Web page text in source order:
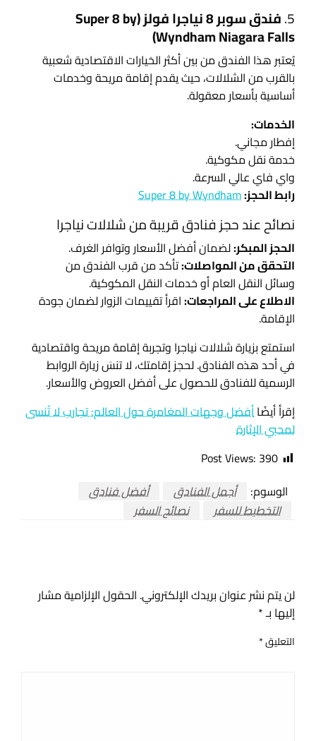
5. فندق سوبر 8 نياجرا فولز (Super 8 by
Wyndham Niagara Falls)
يُعتبر هذا الفندق من بين أكثر الخيارات الاقتصادية شعبية
بالقرب من الشلالات، حيث يقدم إقامة مريحة وخدمات
أساسية بأسعار معقولة.
الخدمات:
إفطار مجاني.
خدمة نقل مكوكية.
واي فاي عالي السرعة.
رابط الحجز:Super 8 by Wyndham
نصائح عند حجز فنادق قريبة من شلالات نياجرا
الحجز المبكر:لضمان أفضل الأسعار وتوافر الغرف.
التحقق من المواصلات:تأكد من قرب الفندق من
وسائل النقل العام أو خدمات النقل المكوكية.
الاطلاع على المراجعات:اقرأ تقييمات الزوار لضمان جودة
الإقامة.
استمتع بزيارة شلالات نياجرا وتجربة إقامة مريحة واقتصادية
في أحد هذه الفنادق. لحجز إقامتك، لا تنسَ زيارة الروابط
الرسمية للفنادق للحصول على أفضل العروض والأسعار.
إقرأ أيضًاأفضل وجهات المغامرة حول العالم: تجارب لا تُنسى
لمحبي الإثارة
Post Views: 390
الوسوم:
أجمل الفنادق
أفضل فنادق
التخطيط للسفر
نصائح السفر
لن يتم نشر عنوان بريدك الإلكتروني. الحقول الإلزامية مشار
إليها بـ*
التعليق*